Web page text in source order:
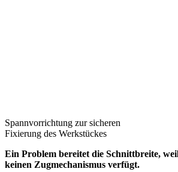
Spannvorrichtung zur sicheren
Fixierung des Werkstückes
Ein Problem bereitet die Schnittbreite,
keinen Zugmechanismus verfügt.